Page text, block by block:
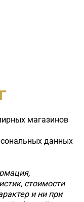
магазинов
данных
стоимости
и ни при